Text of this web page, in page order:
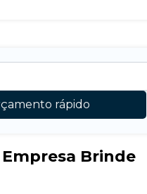
rápido
Brinde